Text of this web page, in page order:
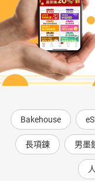
Sky Show 進擊
【英語聊天室】
Dinner 在聖誕晚
【英語聊天室】
Dinner 在聖誕晚
【追根究底(建構
Christmas
Christmas
【翻譯】
【專題特寫】
捕捉在娛樂界的
【專題特寫】
捕捉在娛樂界的
Bakehouse
長項鍊 男墨